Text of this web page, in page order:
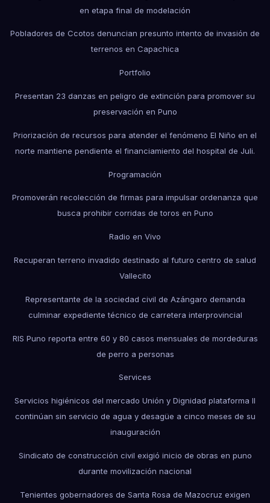
en etapa final de modelación
Pobladores de Ccotos denuncian presunto intento de invasión de
terrenos en Capachica
Portfolio
Presentan 23 danzas en peligro de extinción para promover su
preservación en Puno
Priorización de recursos para atender el fenómeno El Niño en el
norte mantiene pendiente el financiamiento del hospital de Juli.
Programación
Promoverán recolección de firmas para impulsar ordenanza que
busca prohibir corridas de toros en Puno
Radio en Vivo
Recuperan terreno invadido destinado al futuro centro de salud
Vallecito
Representante de la sociedad civil de Azángaro demanda
culminar expediente técnico de carretera interprovincial
RIS Puno reporta entre 60 y 80 casos mensuales de mordeduras
de perro a personas
Services
Servicios higiénicos del mercado Unión y Dignidad plataforma II
continúan sin servicio de agua y desagüe a cinco meses de su
inauguración
Sindicato de construcción civil exigió inicio de obras en puno
durante movilización nacional
Tenientes gobernadores de Santa Rosa de Mazocruz exigen